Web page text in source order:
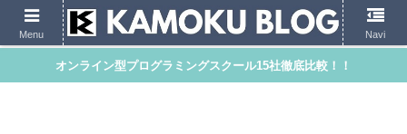
オンライン型プログラミングスクール15社徹底比較！！
Menu Navi